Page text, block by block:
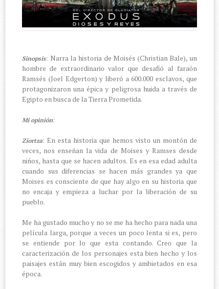
Sinopsis: Narra la historia de Moisés (Christian Bale), un
hombre de extraordinario valor que desafió al faraón
Ramsés (Joel Edgerton) y liberó a 600.000 esclavos, que
protagonizaron una épica y peligrosa huida a través de
Egipto en busca de la Tierra Prometida.
Mi opinión:
Ziortza: En esta historia que hemos visto un montón de
veces, nos enseñan la vida de Moises y Ramses desde
niños, hasta que se hacen adultos. Es en esa edad adulta
cuando sus diferencias se hacen más grandes ya que
Moises es consciente de que hay algo en su historia que
no encaja y empieza a luchar por la liberación de su
pueblo.
Me ha gustado mucho y no se me ha hecho para nada una
película larga, porque a veces un poco lenta si es, pero
se entiende por lo que esta contando. Creo que la
caracterización de los personajes esta bien hecho y los
paisajes están muy bien escogidos y ambietados en esa
época.